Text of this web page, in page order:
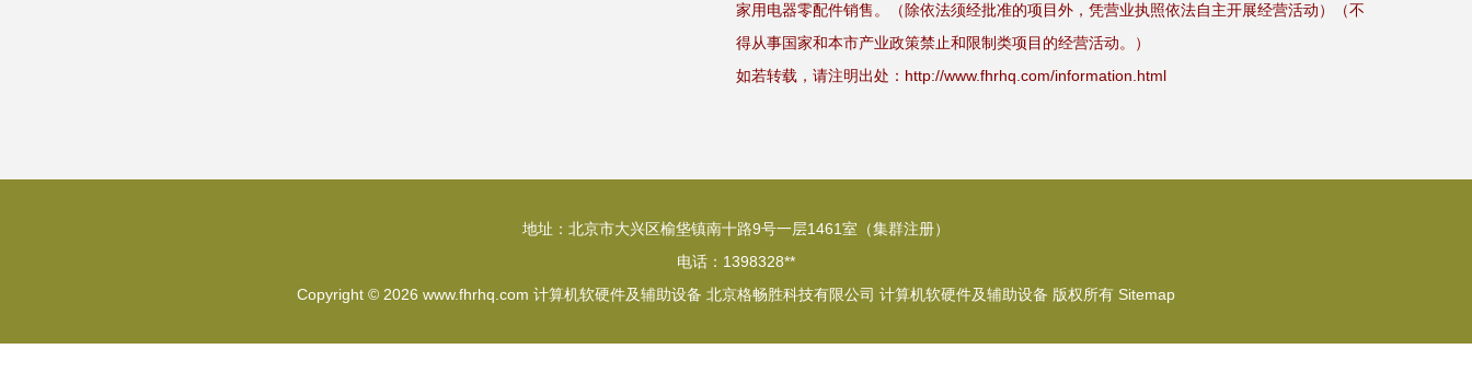
家用电器零配件销售。（除依法须经批准的项目外，凭营业执照依法自主开展经营活动）（不
得从事国家和本市产业政策禁止和限制类项目的经营活动。）
如若转载，请注明出处：http://www.fhrhq.com/information.html
地址：北京市大兴区榆垡镇南十路9号一层1461室（集群注册）
电话：1398328**
Copyright © 2026 www.fhrhq.com 计算机软硬件及辅助设备 北京格畅胜科技有限公司 计算机软硬件及辅助设备 版权所有 Sitemap